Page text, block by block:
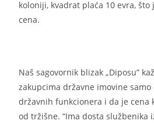
koloniji, kvadrat plaća 10 evra,
cena.
Naš sagovornik blizak „Diposu”
zakupcima državne imovine
državnih funkcionera i da je cena
od tržišne. “Ima dosta službenika